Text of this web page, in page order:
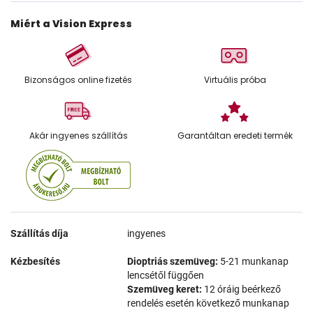
Miért a Vision Express
Bizonságos online fizetés Virtuális próba
Akár ingyenes szállítás Garantáltan eredeti termék
Szállítás díja ingyenes
Kézbesítés Dioptriás szemüveg: 5-21 munkanap
lencsétől függően
Szemüveg keret: 12 óráig beérkező
rendelés esetén következő munkanap